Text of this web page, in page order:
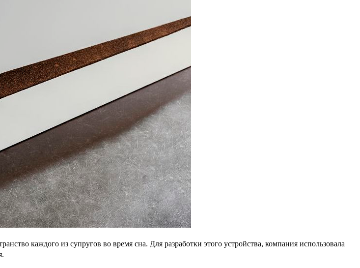
каждого из супругов во время сна. Для разработки этого устройства, компания использовала